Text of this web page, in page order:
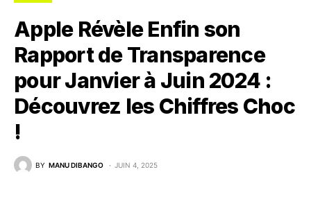
Apple Révèle Enfin son
Rapport de Transparence
pour Janvier à Juin 2024 :
Découvrez les Chiffres Choc
!
BY MANU DIBANGO JUIN 4, 2025